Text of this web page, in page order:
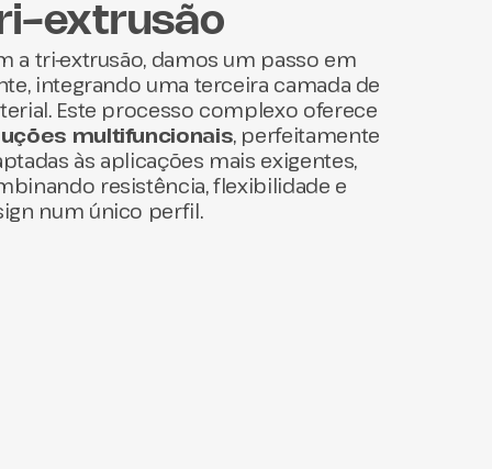
extrusão
a tri-extrusão, damos um passo em
integrando uma terceira camada de
Este processo complexo oferece
multifuncionais, perfeitamente
às aplicações mais exigentes,
resistência, flexibilidade e
num único perfil.